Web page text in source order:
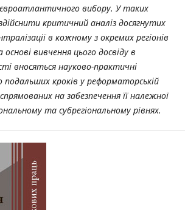
вибору. У таких
критичний аналіз досягнутих
в кожному з окремих регіонів
вивчення цього досвіду в
вносяться науково-практичні
подальших кроків у реформаторській
на забезпечення її належної
та субрегіональному рівнях.